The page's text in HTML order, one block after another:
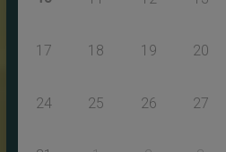
17 18 19 20
24 25 26 27